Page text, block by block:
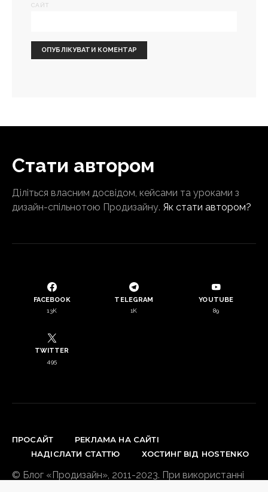
САЙТ
Стати автором
Діліться власним досвідом, кейсами та уроками з
дизайн-спільнотою Продизайну. Як стати автором?
FACEBOOK
13K
TELEGRAM
1K
YOUTUBE
89
TWITTER
495
ПРОСАЙТ
РЕКЛАМА НА САЙТІ
НАДІСЛАТИ СТАТТЮ
ХОСТИНГ ВІД HOSTENKO
© Блог «Продизайн», 2011-2023. При використанні